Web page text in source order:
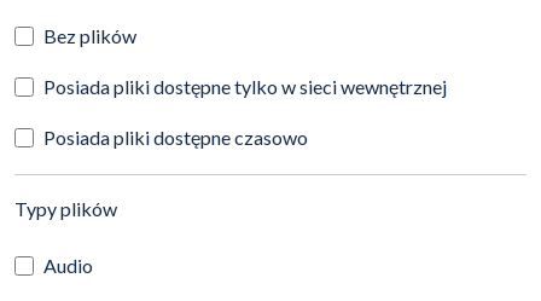
Bez plików
Posiada pliki dostępne tylko w sieci wewnętrznej
Posiada pliki dostępne czasowo
Typy plików(automatyczne przeładowanie treści)
Audio